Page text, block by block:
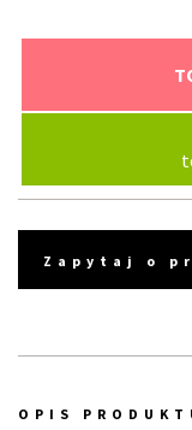
Zapytaj o
OPIS